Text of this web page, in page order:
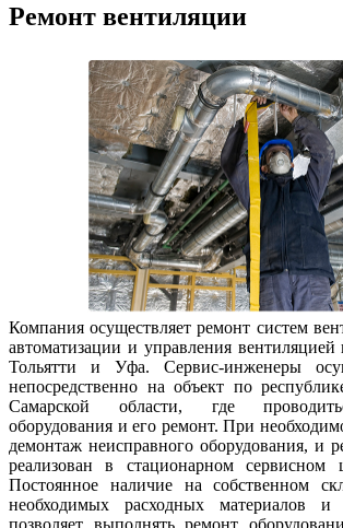
Ремонт вентиляции
Компания осуществляет ремонт систем
автоматизации и управления вентиляцией
Тольятти и Уфа. Сервис-инженеры
непосредственно на объект по
Самарской области, где
оборудования и его ремонт. При
демонтаж неисправного оборудования, и
реализован в стационарном сервисном
Постоянное наличие на собственном
необходимых расходных материалов и